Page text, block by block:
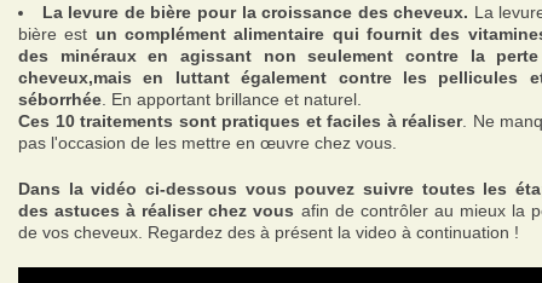
La levure de bière pour la croissance des cheveux. La
bière est un complément alimentaire qui fournit des
des minéraux en agissant non seulement contre la
cheveux,mais en luttant également contre les pellicules
séborrhée . En apportant brillance et naturel.
Ces 10 traitements sont pratiques et faciles à réaliser. Ne
pas l'occasion de les mettre en œuvre chez vous.
Dans la vidéo ci-dessous vous pouvez suivre toutes les
des astuces à réaliser chez vous afin de contrôler au mieux la
de vos cheveux. Regardez des à présent la video à continuation !